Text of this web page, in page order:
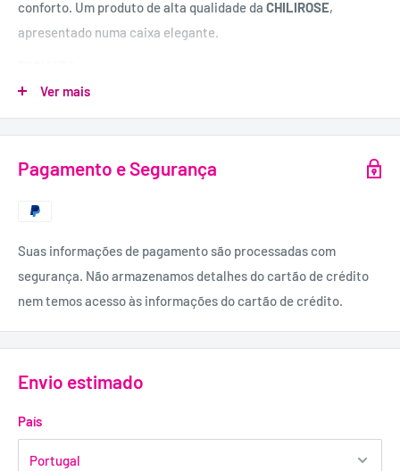
conforto. Um produto de alta qualidade da CHILIROSE,
apresentado numa caixa elegante.
2 Peças.
MATERIAL:
90% Poliamida, 10% Elastano.
Ver mais
Pagamento e Segurança
Suas informações de pagamento são processadas com
segurança. Não armazenamos detalhes do cartão de crédito
nem temos acesso às informações do cartão de crédito.
Envio estimado
País